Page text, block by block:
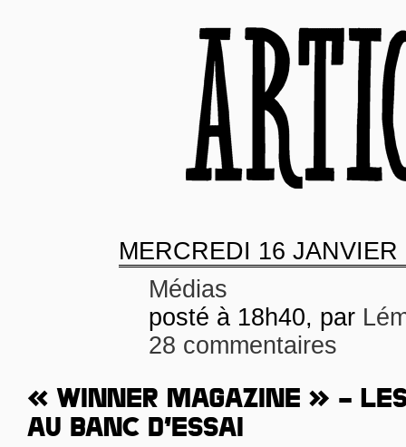
MERCREDI 16 JANVIER
Médias
posté à 18h40, par
28 commentaires
« WINNER MAGAZINE » – LES
AU BANC D’ESSAI